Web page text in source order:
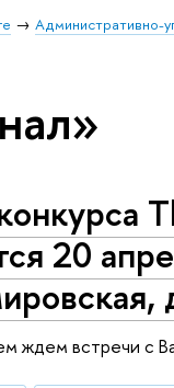
Административно-
20
ждем встречи с